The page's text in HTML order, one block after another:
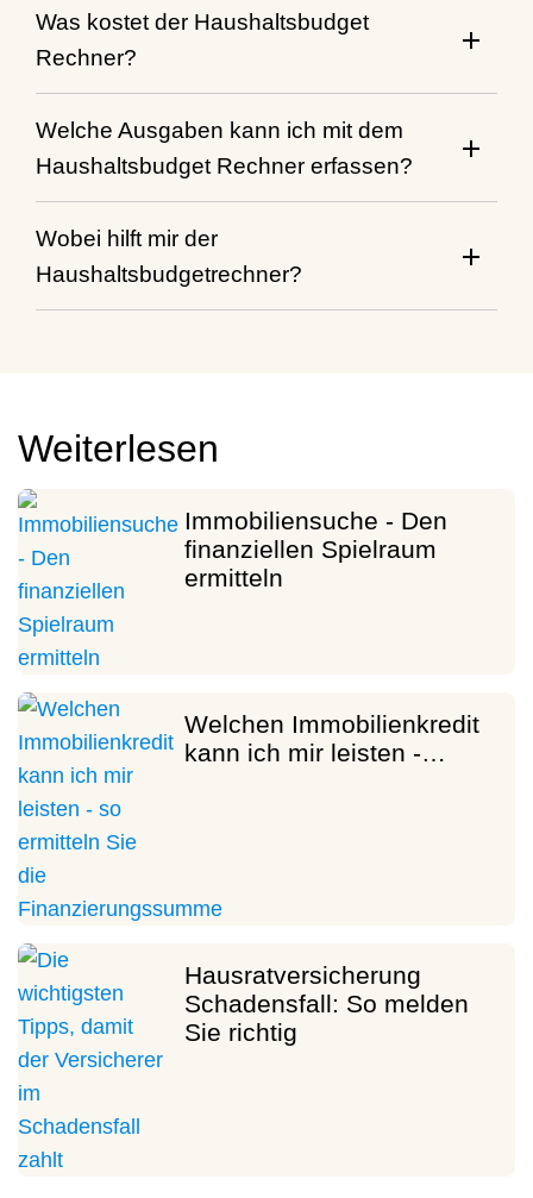
Was kostet der Haushaltsbudget
Rechner?
Welche Ausgaben kann ich mit dem
Haushaltsbudget Rechner erfassen?
Wobei hilft mir der
Haushaltsbudgetrechner?
Weiterlesen
Immobiliensuche - Den
finanziellen Spielraum
ermitteln
Welchen Immobilienkredit
kann ich mir leisten -…
Hausratversicherung
Schadensfall: So melden
Sie richtig